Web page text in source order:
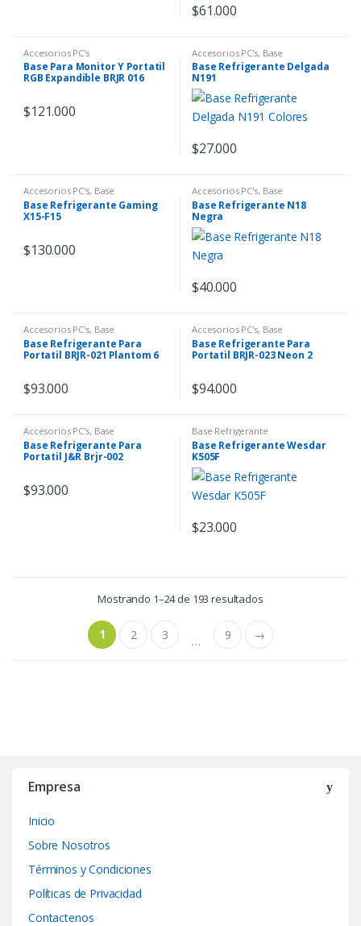
$61.000
Accesorios PC's
Base Para Monitor Y Portatil
RGB Expandible BRJR 016
$121.000
Accesorios PC's, Base
Refrigerante Diademas
Base Refrigerante Delgada
N191
$27.000
Accesorios PC's, Base
Refrigerante
Base Refrigerante Gaming
X15-F15
$130.000
Accesorios PC's, Base
Refrigerante
Base Refrigerante N18
Negra
$40.000
Accesorios PC's, Base
Refrigerante
Base Refrigerante Para
Portatil BRJR-021 Plantom 6
$93.000
Accesorios PC's, Base
Refrigerante
Base Refrigerante Para
Portatil BRJR-023 Neon 2
$94.000
Accesorios PC's, Base
Refrigerante
Base Refrigerante Para
Portatil J&R Brjr-002
$93.000
Base Refrigerante
Base Refrigerante Wesdar
K505F
$23.000
Mostrando 1–24 de 193 resultados
1 2 3 … 9 →
Empresa
Inicio
Sobre Nosotros
Términos y Condiciones
Políticas de Privacidad
Contactenos